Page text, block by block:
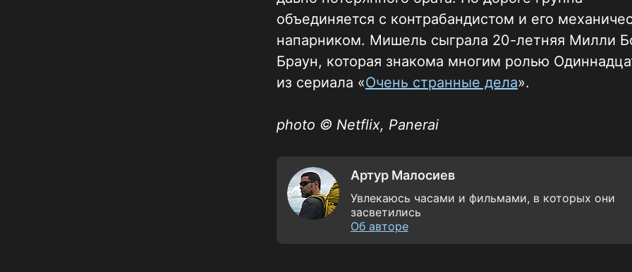
объединяется с контрабандистом и его
напарником. Мишель сыграла 20-летняя Милли
Браун, которая знакома многим ролью
из сериала «Очень странные дела».
photo © Netflix, Panerai
Артур Малосиев
Увлекаюсь часами и фильмами, в которых они
засветились
Об авторе